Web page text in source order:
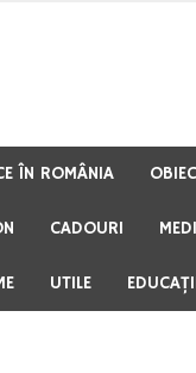
ÎN ROMÂNIA
CADOURI
UTILE